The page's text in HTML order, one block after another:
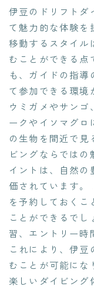
伊豆のドリフトダ
て魅力的な体験を
移動するスタイル
むことができる点
も、ガイドの指導
て参加できる環境
ウミガメやサンゴ
ークやイソマグロ
の生物を間近で見
ビングならでは
イントは、自然
価されています。
を予約しておくこ
ことができるで
習、エントリー時
これにより、伊
むことが可能にな
楽しいダイビング